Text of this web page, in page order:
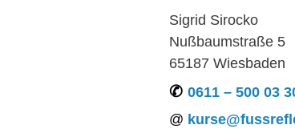
Sigrid Sirocko
Nußbaumstraße 5
65187 Wiesbaden
0611 – 500 03